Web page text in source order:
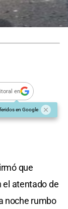
en
en Google
que
el atentado de
noche rumbo